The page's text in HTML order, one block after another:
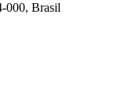
000, Brasil